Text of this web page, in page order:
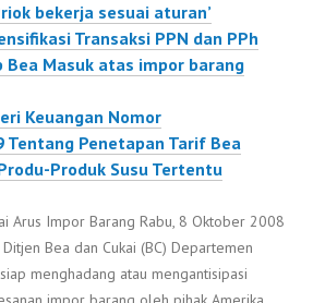
bekerja sesuai aturan’
Transaksi PPN dan PPh
Masuk atas impor barang
Keuangan Nomor
Tentang Penetapan Tarif Bea
Produk Susu Tertentu
Arus Impor Barang Rabu, 8 Oktober 2008
Ditjen Bea dan Cukai (BC) Departemen
menghadang atau mengantisipasi